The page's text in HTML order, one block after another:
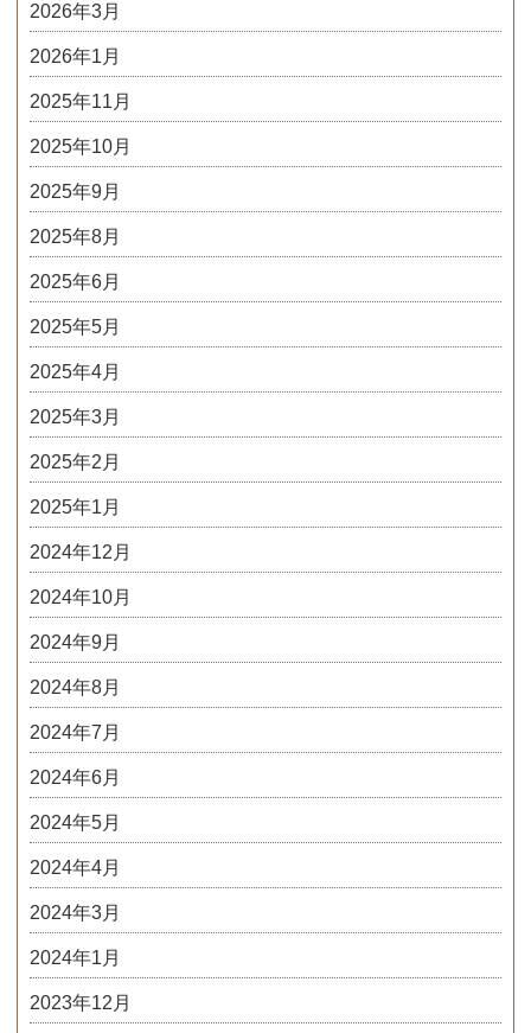
2026年3月
2026年1月
2025年11月
2025年10月
2025年9月
2025年8月
2025年6月
2025年5月
2025年4月
2025年3月
2025年2月
2025年1月
2024年12月
2024年10月
2024年9月
2024年8月
2024年7月
2024年6月
2024年5月
2024年4月
2024年3月
2024年1月
2023年12月